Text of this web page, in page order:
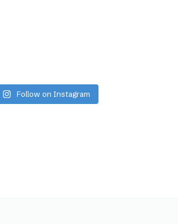
Follow on Instagram